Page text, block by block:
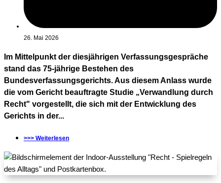
26. Mai 2026
Im Mittelpunkt der diesjährigen Verfassungsgespräche
stand das 75-jährige Bestehen des
Bundesverfassungsgerichts. Aus diesem Anlass wurde
die vom Gericht beauftragte Studie „Verwandlung durch
Recht" vorgestellt, die sich mit der Entwicklung des
Gerichts in der...
>>> Weiterlesen